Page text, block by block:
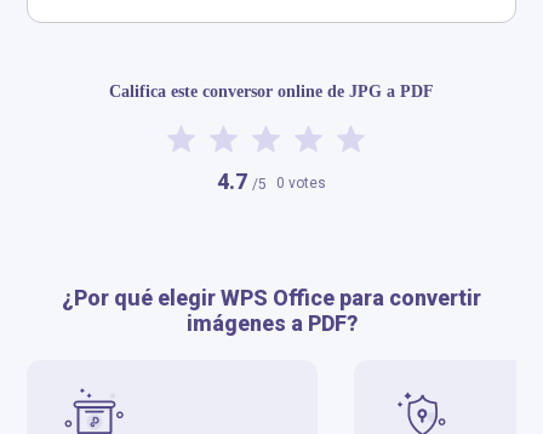
​​Califica este conversor online de JPG a PDF​
4.7 /5 0 votes
¿Por qué elegir WPS Office para convertir
imágenes a PDF?